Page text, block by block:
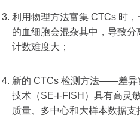
利用物理方法富集 CTCs 时
的血细胞会混杂其中，导致分
计数难度大；
新的 CTCs 检测方法——差异
技术（SE-i-FISH）具有高灵
质量、多中心和大样本数据支